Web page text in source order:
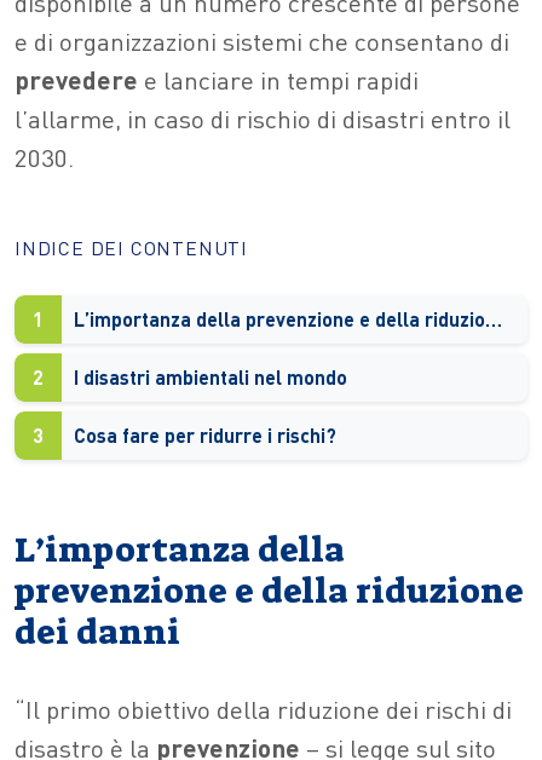
e di organizzazioni sistemi che consentano di
prevedere e lanciare in tempi rapidi
l’allarme, in caso di rischio di disastri entro il
2030.
INDICE DEI CONTENUTI
1 L’importanza della prevenzione e della riduzione dei danni
2 I disastri ambientali nel mondo
3 Cosa fare per ridurre i rischi?
L’importanza della
prevenzione e della riduzione
dei danni
“Il primo obiettivo della riduzione dei rischi di
disastro è la prevenzione – si legge sul sito